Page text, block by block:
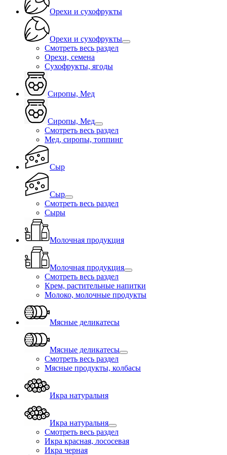
Орехи и сухофрукты
Орехи и сухофрукты
Смотреть весь раздел
Орехи, семена
Сухофрукты, ягоды
Сиропы, Мед
Сиропы, Мед
Смотреть весь раздел
Мед, сиропы, топпинг
Сыр
Сыр
Смотреть весь раздел
Сыры
Молочная продукция
Молочная продукция
Смотреть весь раздел
Крем, растительные напитки
Молоко, молочные продукты
Мясные деликатесы
Мясные деликатесы
Смотреть весь раздел
Мясные продукты, колбасы
Икра натуральня
Икра натуральня
Смотреть весь раздел
Икра красная, лососевая
Икра черная